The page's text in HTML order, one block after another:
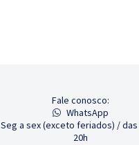
Fale conosco:
WhatsApp
Seg a sex (exceto feriados) / das
20h